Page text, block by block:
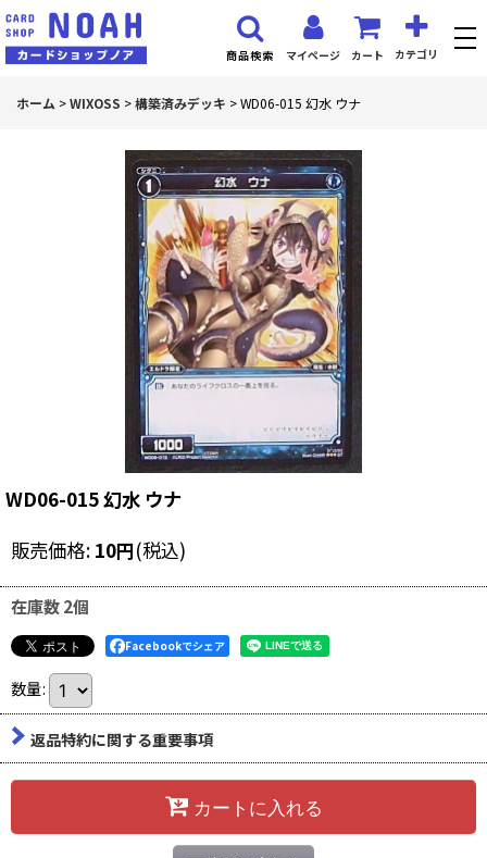
マイページ カート カテゴリ
商品検索
ホーム >WIXOSS >構築済みデッキ >WD06-015 幻水 ウナ
WD06-015 幻水 ウナ
販売価格: 10円(税込)
在庫数 2個
Facebookでシェア
数量:
返品特約に関する重要事項
カートに入れる